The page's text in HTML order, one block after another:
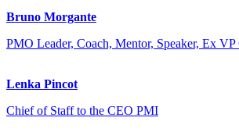
Bruno Morgante
PMO Leader, Coach, Mentor, Speaker, Ex
Lenka Pincot
Chief of Staff to the CEO PMI